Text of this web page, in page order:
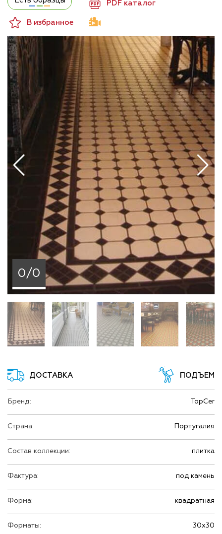
PDF каталог
В избранное
0/0
ДОСТАВКА ПОДЪЕМ
Бренд: TopCer
Страна: Португалия
Состав коллекции: плитка
Фактура: под камень
Форма: квадратная
Форматы: 30х30